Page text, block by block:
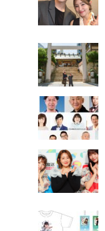
AD
AD